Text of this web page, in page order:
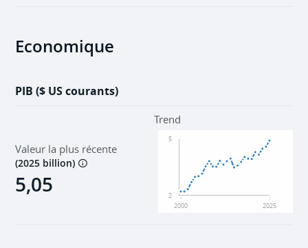
Economique
PIB ($ US courants)
Valeur la plus récente
(2025 billion)
5,05
Trend
2000 2025
2
5